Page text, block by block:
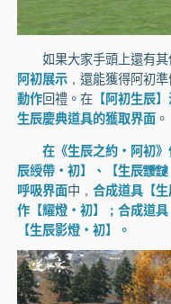
如果大家手頭上還有其
阿初展示，還能獲得阿初
動作回禮。在【阿初生辰】
生辰慶典道具的獲取界面。
在《生辰之約·阿初
辰綬帶·初】、【生辰靉靆
呼吸界面中， 合成道具【
作【耀燈·初】；合成道具
【生辰影燈·初】。